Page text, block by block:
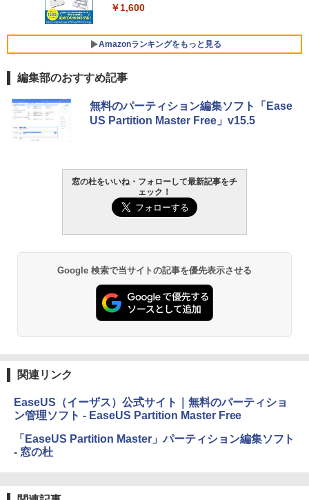
ersonal/Copilotキー搭載/Win 11/15.6型/
Core i5/16GB/SSD 512GB/ホワイト) FM
￥1,600
Amazonランキングをもっと見る
Amazon Kindle Paperwhite (16GB) 7イ
ンチディスプレイ、色調調節ライト、12
週間持続バッテリー、広告なし、ブラッ
Amazon Kindle - 目に優しい、かさばら
ない、大きな画面で読みやすい、6週間持
書籍リーダー、ブラック、16GB、広告な
￥16,980
Kindle Paperwhite シグニチャーエディ
ション (32GB) 7インチディスプレイ、明
るさ自動調整、色調調節ライト、12週間
ージ、防水、7インチカラーディスプレ
イ、色調調節ライト、最大8週間持続バッ
編集部のおすすめ記事
無料のパーティション編集ソフト「Ease
US Partition Master Free」v15.5
窓の杜をいいね・フォローして最新記事をチ
ェック！
Google 検索で当サイトの記事を優先表示させる
関連リンク
EaseUS（イーザス）公式サイト｜無料のパーティショ
ン管理ソフト - EaseUS Partition Master Free
「EaseUS Partition Master」パーティション編集ソフト
- 窓の杜